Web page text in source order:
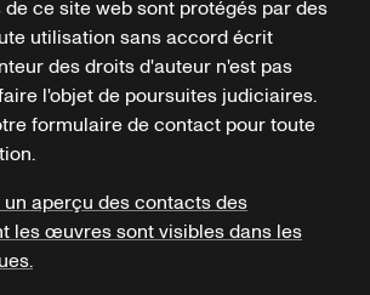
de ce site web sont protégés par des
utilisation sans accord écrit
des droits d'auteur n'est pas
l'objet de poursuites judiciaires.
formulaire de contact pour toute
aperçu des contacts des
les œuvres sont visibles dans les